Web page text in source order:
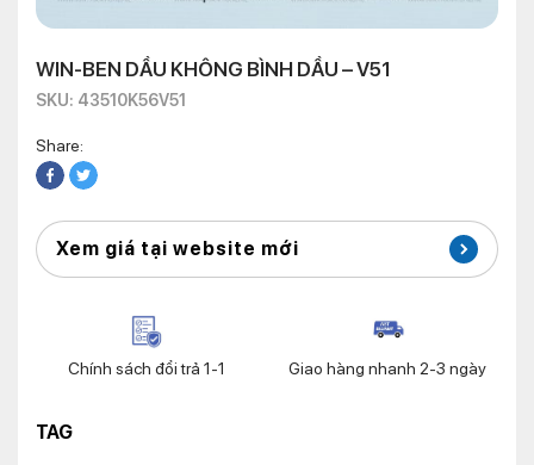
WIN-BEN DẦU KHÔNG BÌNH DẦU – V51
SKU: 43510K56V51
Share:
Xem giá tại website mới
Chính sách đổi trả 1-1 Giao hàng nhanh 2-3 ngày
TAG